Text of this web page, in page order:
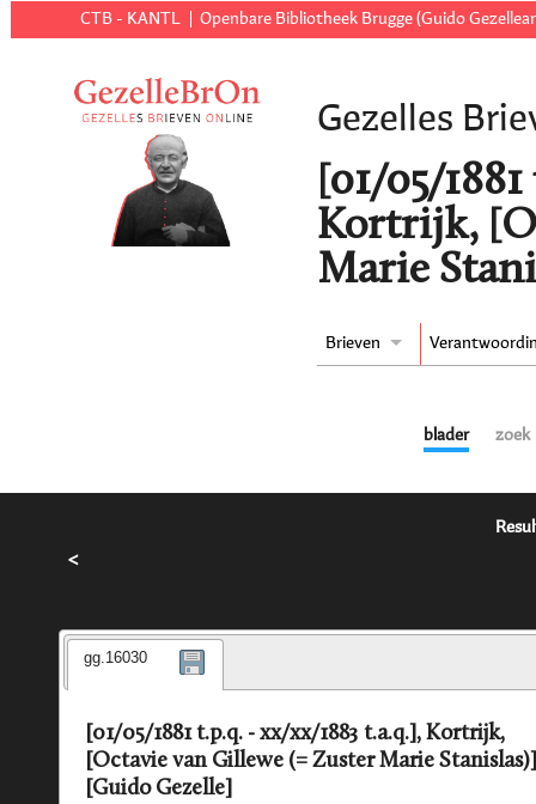
CTB - KANTL Openbare Bibliotheek Brugge (Guido
Gezelles
[01/05/
Kortrijk,
Marie
Brieven
blader zoek
<
gg.16030
[01/05/1881 t.p.q. - xx/xx/1883 t.a.q.], Kortrijk,
[Octavie van Gillewe (= Zuster Marie
[Guido Gezelle]